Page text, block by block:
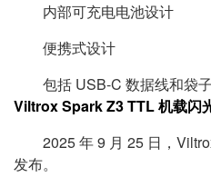
内部可充电电池设计
便携式设计
包括 USB-C 数据线和袋子
Viltrox Spark Z3 TTL 机载闪
2025 年 9 月 25 日，
发布。